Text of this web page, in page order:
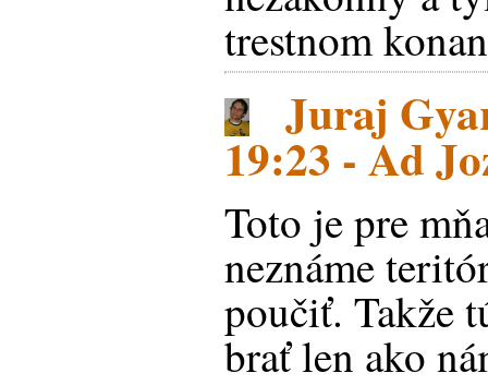
trestnom
Juraj
19:23 - Ad
Toto je pre
neznáme
poučiť. Takže
brať len ako